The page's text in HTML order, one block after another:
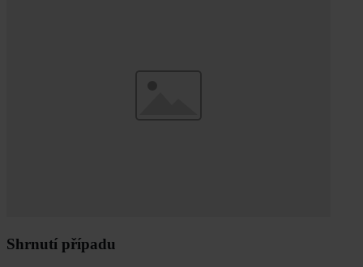
Shrnutí případu